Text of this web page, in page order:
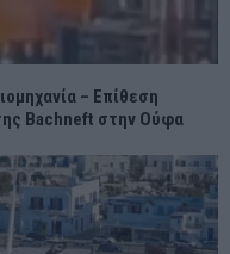
– Επίθεση
Bachneft στην Ούφα